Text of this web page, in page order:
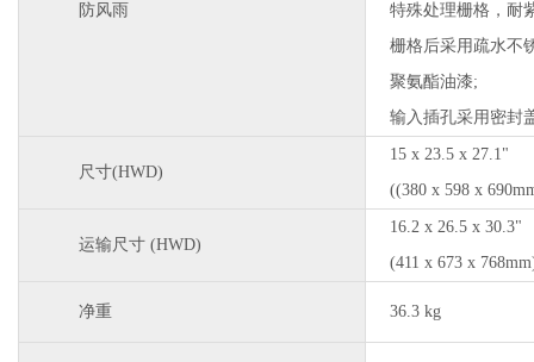
防风雨
特殊处理栅格，耐
栅格后采用疏水不
聚氨酯油漆;
输入插孔采用密封
尺寸(HWD)
15 x 23.5 x 27.1"
((380 x 598 x
运输尺寸 (HWD)
16.2 x 26.5 x 30.3"
(411 x 673 x
净重 36.3 kg